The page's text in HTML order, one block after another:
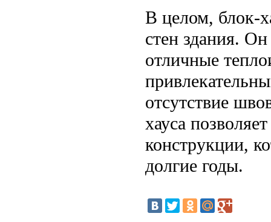
В целом, блок-
стен здания.
отличные
отсутствие
хауса
конструкции,
долгие годы.